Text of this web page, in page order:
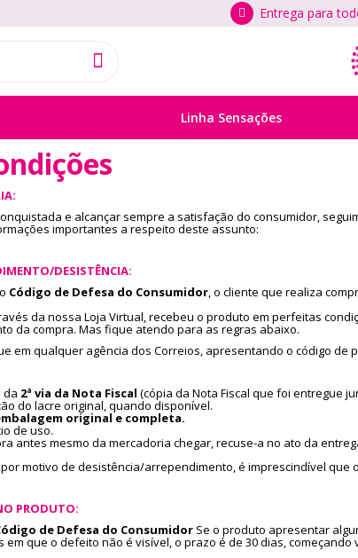
Entrega para
Linha Sensações
e alcançar sempre a satisfação do consumidor,
importantes a respeito deste assunto:
DESISTÊNCIA:
Código de Defesa do Consumidor, o cliente que realiza
da nossa Loja Virtual, recebeu o produto em perfeitas
da compra. Mas fique atendo para as regras abaixo.
em qualquer agência dos Correios, apresentando o código de
da 2ª via da Nota Fiscal (cópia da Nota Fiscal que foi entregue
do lacre original, quando disponível.
original e completa.
de uso.
antes mesmo da mercadoria chegar, recuse-a no ato da
motivo de desistência/arrependimento, é imprescindível
PRODUTO:
de Defesa do Consumidor Se o produto apresentar
que o defeito não é visível, o prazo é de 30 dias,